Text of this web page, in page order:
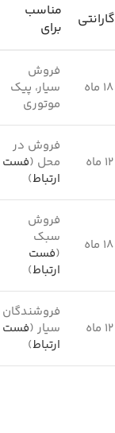
گارانتی
مناسب
برای
18 ماه
فروش
سیار، پیک
موتوری
12 ماه
فروش در
محل (فست
ارتباط)
18 ماه
فروش
سبک
(فست
ارتباط)
12 ماه
فروشندگان
سیار (فست
ارتباط)